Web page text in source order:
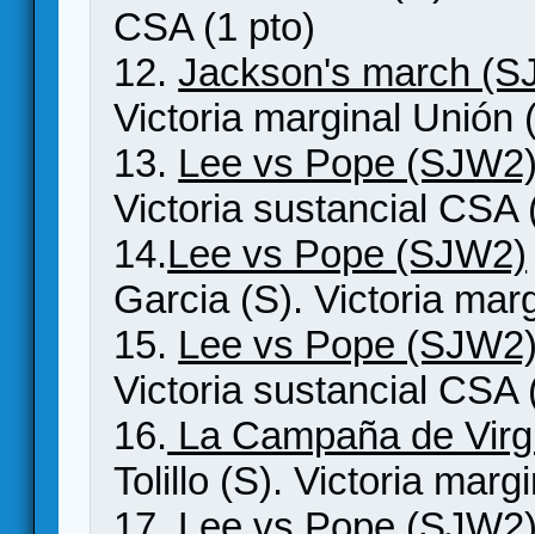
CSA (1 pto)
12.Jackson's march
Victoria marginal Unión
13. Lee vs Pope
Victoria sustancial CSA
14.Lee vs Pope (SJW2)
Garcia (S). Victoria
15. Lee vs Pope
Victoria sustancial CSA
16. La Campaña de
Tolillo (S). Victoria